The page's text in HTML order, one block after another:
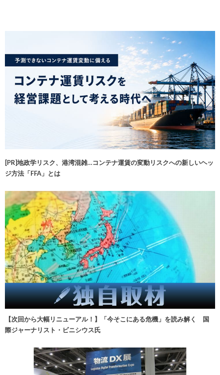
[PR]地政学リスク、港湾混雑…コンテナ運賃の変動リスクへの新しいヘッ
ジ方法「FFA」とは
【次回から大幅リニューアル！】「今そこにある危機」を読み解く 国
際ジャーナリスト・ビニシウス氏